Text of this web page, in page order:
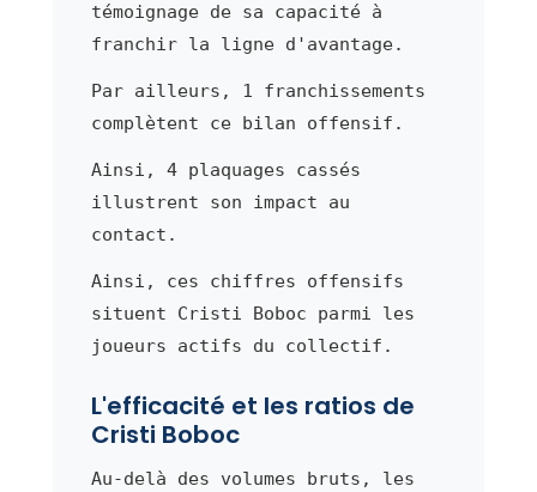
témoignage de sa capacité à
franchir la ligne d'avantage.
Par ailleurs, 1 franchissements
complètent ce bilan offensif.
Ainsi, 4 plaquages cassés
illustrent son impact au
contact.
Ainsi, ces chiffres offensifs
situent Cristi Boboc parmi les
joueurs actifs du collectif.
L'efficacité et les ratios de
Cristi Boboc
Au-delà des volumes bruts, les